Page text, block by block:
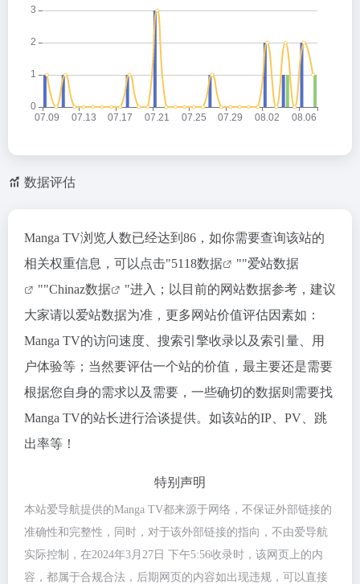
数据评估
Manga TV浏览人数已经达到86，如你需要查询该站的
相关权重信息，可以点击"5118数据 ""爱站数据
""Chinaz数据
"进入；以目前的网站数据参考，建议
大家请以爱站数据为准，更多网站价值评估因素如：
Manga TV的访问速度、搜索引擎收录以及索引量、用
户体验等；当然要评估一个站的价值，最主要还是需要
根据您自身的需求以及需要，一些确切的数据则需要找
Manga TV的站长进行洽谈提供。如该站的IP、PV、跳
出率等！
特别声明
本站爱导航提供的Manga TV都来源于网络，不保证外部链接的
准确性和完整性，同时，对于该外部链接的指向，不由爱导航
实际控制，在2024年3月27日 下午5:56收录时，该网页上的内
容，都属于合规合法，后期网页的内容如出现违规，可以直接